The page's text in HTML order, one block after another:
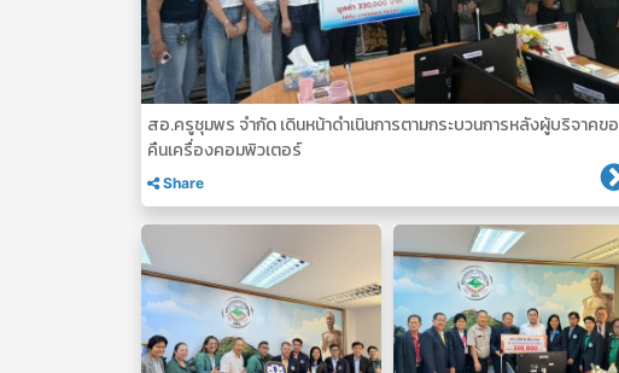
สอ.ครูชุมพร จำกัด เดินหน้าดำเนินการตามกระบวนการหลังผู้บริจาคขอ
คืนเครื่องคอมพิวเตอร์
Share